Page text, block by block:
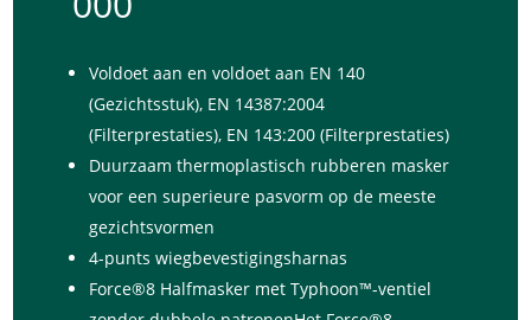
Voldoet aan en voldoet aan EN 140
(Gezichtsstuk), EN 14387:2004
(Filterprestaties), EN 143:200 (Filterprestaties)
Duurzaam thermoplastisch rubberen masker
voor een superieure pasvorm op de meeste
gezichtsvormen
4-punts wiegbevestigingsharnas
Force®8 Halfmasker met Typhoon™-ventiel